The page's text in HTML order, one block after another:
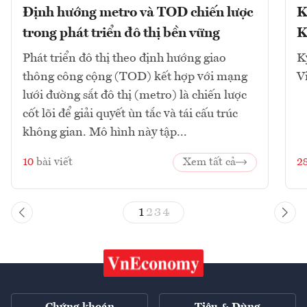
Định hướng metro và TOD chiến lược
trong phát triển đô thị bền vững
Phát triển đô thị theo định hướng giao
thông công cộng (TOD) kết hợp với mạng
lưới đường sắt đô thị (metro) là chiến lược
cốt lõi để giải quyết ùn tắc và tái cấu trúc
không gian. Mô hình này tập...
10 bài viết Xem tất cả
1 23 4